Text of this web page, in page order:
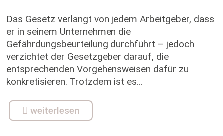
Das Gesetz verlangt von jedem Arbeitgeber, dass
er in seinem Unternehmen die
Gefährdungsbeurteilung durchführt – jedoch
verzichtet der Gesetzgeber darauf, die
entsprechenden Vorgehensweisen dafür zu
konkretisieren. Trotzdem ist es...
weiterlesen